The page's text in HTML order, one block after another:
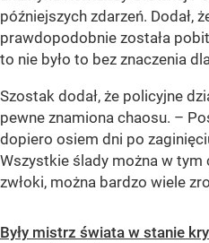
późniejszych zdarzeń. Dodał,
prawdopodobnie została
to nie było to bez znaczenia
Szostak dodał, że policyjne
pewne znamiona chaosu. –
dopiero osiem dni po
Wszystkie ślady można w tym
zwłoki, można bardzo wiele
Były mistrz świata w stanie